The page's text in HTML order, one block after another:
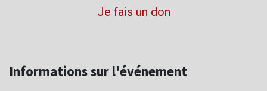
Je fais un don
Informations sur l'événement